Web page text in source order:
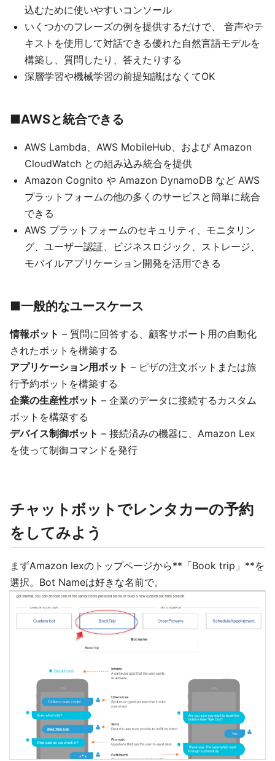
込むために使いやすいコンソール
いくつかのフレーズの例を提供するだけで、 音声やテ
キストを使用して対話できる優れた自然言語モデルを
構築し、質問したり、答えたりする
深層学習や機械学習の前提知識はなくてOK
■AWSと統合できる
AWS Lambda、AWS MobileHub、および Amazon
CloudWatch との組み込み統合を提供
Amazon Cognito や Amazon DynamoDB など AWS
プラットフォームの他の多くのサービスと簡単に統合
できる
AWS プラットフォームのセキュリティ、モニタリン
グ、ユーザー認証、ビジネスロジック、ストレージ、
モバイルアプリケーション開発を活用できる
■一般的なユースケース
情報ボット – 質問に回答する、顧客サポート用の自動化
されたボットを構築する
アプリケーション用ボット – ピザの注文ボットまたは旅
行予約ボットを構築する
企業の生産性ボット – 企業のデータに接続するカスタム
ボットを構築する
デバイス制御ボット – 接続済みの機器に、Amazon Lex
を使って制御コマンドを発行
チャットボットでレンタカーの予約
をしてみよう
まずAmazon lexのトップページから**「Book trip」**を
選択。Bot Nameは好きな名前で。